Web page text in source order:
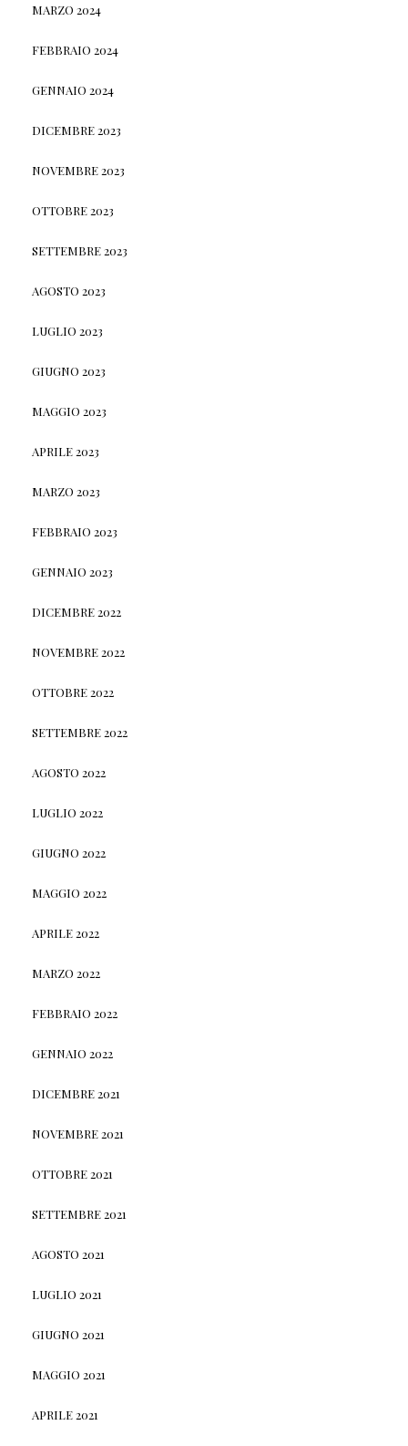
MARZO 2024
FEBBRAIO 2024
GENNAIO 2024
DICEMBRE 2023
NOVEMBRE 2023
OTTOBRE 2023
SETTEMBRE 2023
AGOSTO 2023
LUGLIO 2023
GIUGNO 2023
MAGGIO 2023
APRILE 2023
MARZO 2023
FEBBRAIO 2023
GENNAIO 2023
DICEMBRE 2022
NOVEMBRE 2022
OTTOBRE 2022
SETTEMBRE 2022
AGOSTO 2022
LUGLIO 2022
GIUGNO 2022
MAGGIO 2022
APRILE 2022
MARZO 2022
FEBBRAIO 2022
GENNAIO 2022
DICEMBRE 2021
NOVEMBRE 2021
OTTOBRE 2021
SETTEMBRE 2021
AGOSTO 2021
LUGLIO 2021
GIUGNO 2021
MAGGIO 2021
APRILE 2021